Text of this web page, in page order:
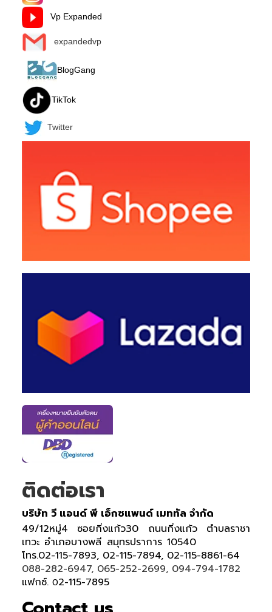
Vp Expanded
expandedvp
BlogGang
TikTok
Twitter
ติดต่อเรา
บริษัท วี แอนด์ พี เอ็กซแพนด์ เมททัล จำกัด
49/12หมู่4 ซอยกิ่งแก้ว30 ถนนกิ่งแก้ว ตำบลราชา
เทวะ อำเภอบางพลี สมุทรปราการ 10540
โทร.02-115-7893, 02-115-7894, 02-115-8861-64
088-282-6947, 065-252-2699, 094-794-1782
แฟกซ์. 02-115-7895